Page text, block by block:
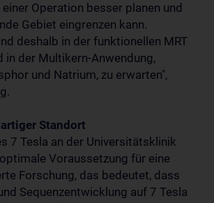
Operation besser planen und
Gebiet eingrenzen kann.
deshalb in der funktionellen MRT
in der Multikern-Anwendung,
und Natrium, zu erwarten",
Standort
7 Tesla an der Universitätsklinik
Voraussetzung für eine
Forschung, das bedeutet, dass
Sequenzentwicklung auf 7 Tesla